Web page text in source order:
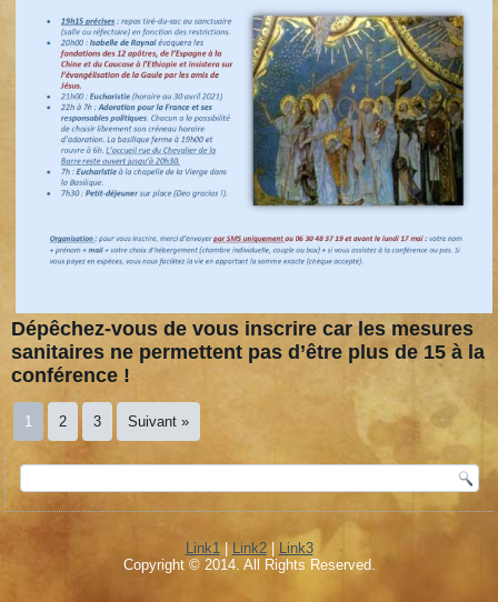
Dépêchez-vous de vous inscrire car les mesures
sanitaires ne permettent pas d’être plus de 15 à la
conférence !
1 2 3 Suivant »
Link1| Link2|
Link3
Copyright © 2014. All Rights Reserved.